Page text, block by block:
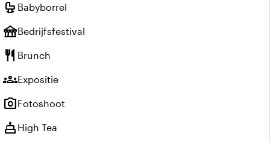
crib Babyborrel
festivalBedrijfsfestival
restaurant Brunch
groupsExpositie
photo_cameraFotoshoot
cake High Tea